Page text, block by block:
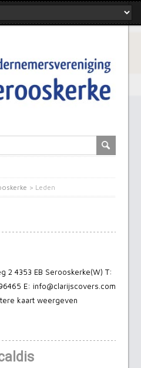
> Leden
2 4353 EB Serooskerke(W) T:
E: info@clarijscovers.com
kaart weergeven